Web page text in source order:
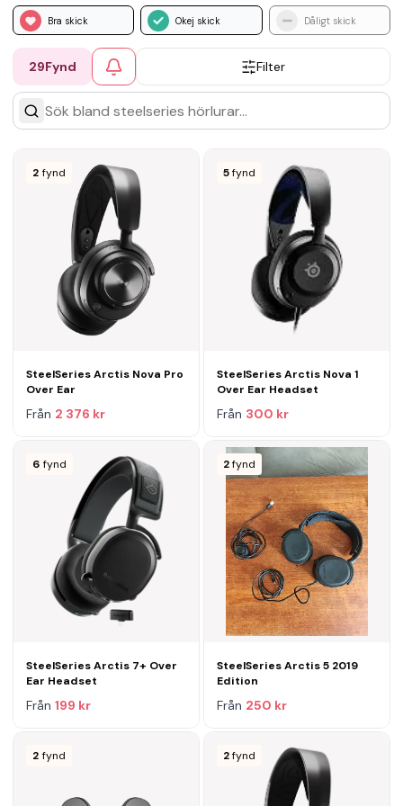
Bra skick Okej skick Dåligt skick
29Fynd Filter
2 fynd
SteelSeries Arctis Nova Pro
Over Ear
Från 2 376 kr
5 fynd
SteelSeries Arctis Nova 1
Over Ear Headset
Från 300 kr
6 fynd
SteelSeries Arctis 7+ Over
Ear Headset
Från 199 kr
2 fynd
SteelSeries Arctis 5 2019
Edition
Från 250 kr
2 fynd 2 fynd